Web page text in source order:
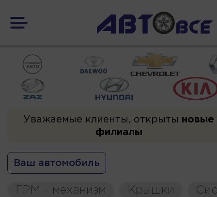
Уважаемые клиенты, открыты новые
филиалы
Ваш автомобиль
ГРМ - механизм Крышки